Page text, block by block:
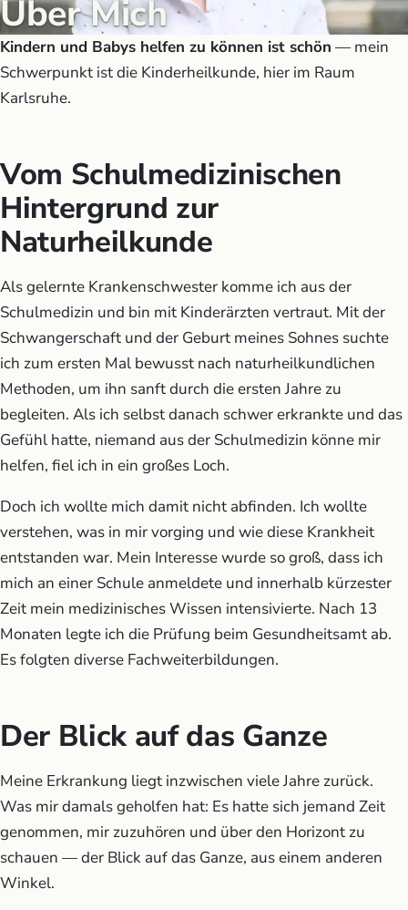
Über Mich
Kindern und Babys helfen zu können ist schön — mein
Schwerpunkt ist die Kinderheilkunde, hier im Raum
Karlsruhe.
Vom Schulmedizinischen
Hintergrund zur
Naturheilkunde
Als gelernte Krankenschwester komme ich aus der
Schulmedizin und bin mit Kinderärzten vertraut. Mit der
Schwangerschaft und der Geburt meines Sohnes suchte
ich zum ersten Mal bewusst nach naturheilkundlichen
Methoden, um ihn sanft durch die ersten Jahre zu
begleiten. Als ich selbst danach schwer erkrankte und das
Gefühl hatte, niemand aus der Schulmedizin könne mir
helfen, fiel ich in ein großes Loch.
Doch ich wollte mich damit nicht abfinden. Ich wollte
verstehen, was in mir vorging und wie diese Krankheit
entstanden war. Mein Interesse wurde so groß, dass ich
mich an einer Schule anmeldete und innerhalb kürzester
Zeit mein medizinisches Wissen intensivierte. Nach 13
Monaten legte ich die Prüfung beim Gesundheitsamt ab.
Es folgten diverse Fachweiterbildungen.
Der Blick auf das Ganze
Meine Erkrankung liegt inzwischen viele Jahre zurück.
Was mir damals geholfen hat: Es hatte sich jemand Zeit
genommen, mir zuzuhören und über den Horizont zu
schauen — der Blick auf das Ganze, aus einem anderen
Winkel.